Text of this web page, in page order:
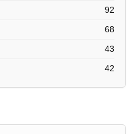
92
68
43
42